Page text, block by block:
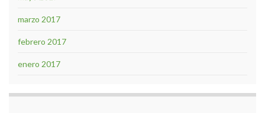
marzo 2017
febrero 2017
enero 2017